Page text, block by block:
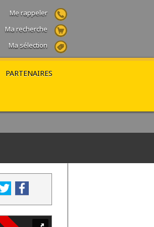
PARTENAIRES
Me rappeler
Ma recherche
Ma sélection